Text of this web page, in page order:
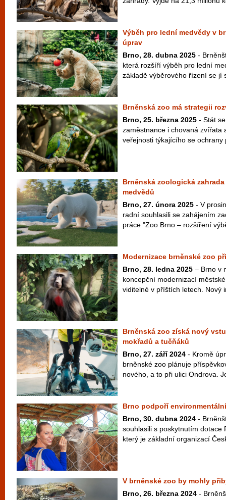
Výběh pro lední medvědy v
úprav
Brno, 28. dubna 2025 -
která rozšíří výběh pro lední
základě výběrového řízení se jí
Brněnská zoo má strategii
Brno, 25. března 2025 - Stát
zaměstnance i chovaná zvířata
veřejnosti týkajícího se ochrany
Brněnská zoologická
medvědů
Brno, 27. února 2025 - V
radní souhlasili se zahájením
práce "Zoo Brno – rozšíření
Modernizace brněnské zoo
Brno, 28. ledna 2025 – Brno v
koncepční modernizací
viditelné v příštích letech. Nový
Brněnská zoo získá nový
mokřadů a tučňáků
Brno, 27. září 2024 - Kromě
brněnské zoo plánuje
nového, a to při ulici Ondrova.
Brno podpoří
Brno, 30. dubna 2024 -
souhlasili s poskytnutím dotace
který je základní organizací
V brněnské zoo by mohly
Brno, 26. března 2024 -